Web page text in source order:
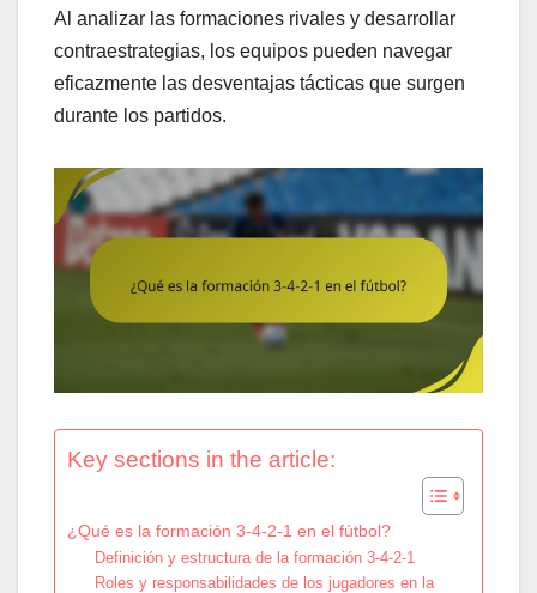
Al analizar las formaciones rivales y desarrollar
contraestrategias, los equipos pueden navegar
eficazmente las desventajas tácticas que surgen
durante los partidos.
Key sections in the article:
¿Qué es la formación 3-4-2-1 en el fútbol?
Definición y estructura de la formación 3-4-2-1
Roles y responsabilidades de los jugadores en la